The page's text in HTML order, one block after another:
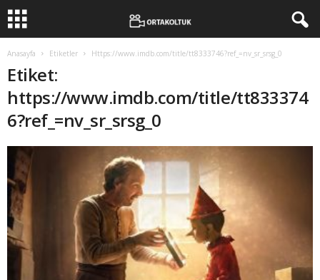
Anasayfa Etiketler Https://www.imdb.com/title/tt8333746?ref_=nv_sr_srsg_0
Etiket:
https://www.imdb.com/title/tt833374
6?ref_=nv_sr_srsg_0